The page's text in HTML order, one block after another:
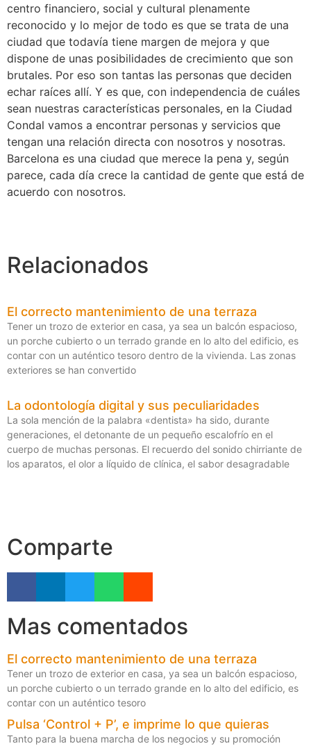
centro financiero, social y cultural plenamente
reconocido y lo mejor de todo es que se trata de una
ciudad que todavía tiene margen de mejora y que
dispone de unas posibilidades de crecimiento que son
brutales. Por eso son tantas las personas que deciden
echar raíces allí. Y es que, con independencia de cuáles
sean nuestras características personales, en la Ciudad
Condal vamos a encontrar personas y servicios que
tengan una relación directa con nosotros y nosotras.
Barcelona es una ciudad que merece la pena y, según
parece, cada día crece la cantidad de gente que está de
acuerdo con nosotros.
Relacionados
El correcto mantenimiento de una terraza
Tener un trozo de exterior en casa, ya sea un balcón espacioso,
un porche cubierto o un terrado grande en lo alto del edificio, es
contar con un auténtico tesoro dentro de la vivienda. Las zonas
exteriores se han convertido
La odontología digital y sus peculiaridades
La sola mención de la palabra «dentista» ha sido, durante
generaciones, el detonante de un pequeño escalofrío en el
cuerpo de muchas personas. El recuerdo del sonido chirriante de
los aparatos, el olor a líquido de clínica, el sabor desagradable
Comparte
Mas comentados
El correcto mantenimiento de una terraza
Tener un trozo de exterior en casa, ya sea un balcón espacioso,
un porche cubierto o un terrado grande en lo alto del edificio, es
contar con un auténtico tesoro
Pulsa ‘Control + P’, e imprime lo que quieras
Tanto para la buena marcha de los negocios y su promoción